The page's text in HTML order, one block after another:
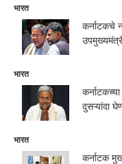
भारत
कर्नाटकचे
भारत
दुसऱ्यांदा
भारत
कर्नाटक